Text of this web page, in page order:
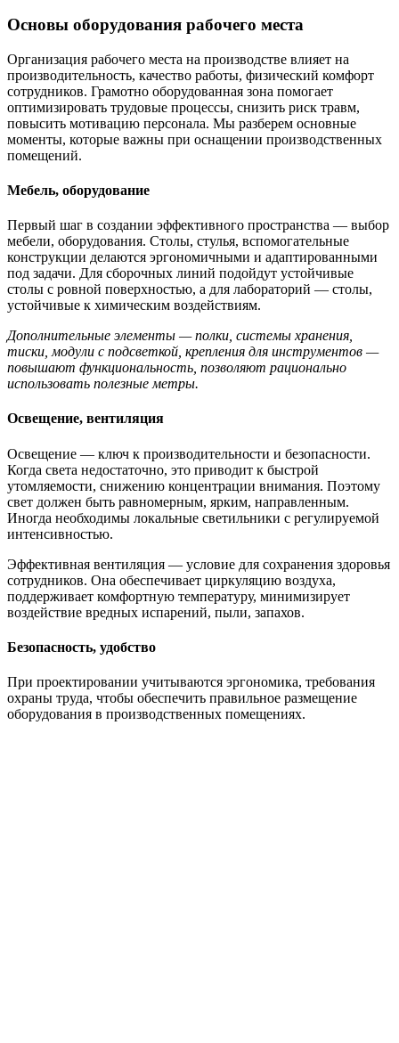
Основы оборудования рабочего места
Организация рабочего места на производстве влияет на
производительность, качество работы, физический комфорт
сотрудников. Грамотно оборудованная зона помогает
оптимизировать трудовые процессы, снизить риск травм,
повысить мотивацию персонала. Мы разберем основные
моменты, которые важны при оснащении производственных
помещений.
Мебель, оборудование
Первый шаг в создании эффективного пространства — выбор
мебели, оборудования. Столы, стулья, вспомогательные
конструкции делаются эргономичными и адаптированными
под задачи. Для сборочных линий подойдут устойчивые
столы с ровной поверхностью, а для лабораторий — столы,
устойчивые к химическим воздействиям.
Дополнительные элементы — полки, системы хранения,
тиски, модули с подсветкой, крепления для инструментов —
повышают функциональность, позволяют рационально
использовать полезные метры.
Освещение, вентиляция
Освещение — ключ к производительности и безопасности.
Когда света недостаточно, это приводит к быстрой
утомляемости, снижению концентрации внимания. Поэтому
свет должен быть равномерным, ярким, направленным.
Иногда необходимы локальные светильники с регулируемой
интенсивностью.
Эффективная вентиляция — условие для сохранения здоровья
сотрудников. Она обеспечивает циркуляцию воздуха,
поддерживает комфортную температуру, минимизирует
воздействие вредных испарений, пыли, запахов.
Безопасность, удобство
При проектировании учитываются эргономика, требования
охраны труда, чтобы обеспечить правильное размещение
оборудования в производственных помещениях.